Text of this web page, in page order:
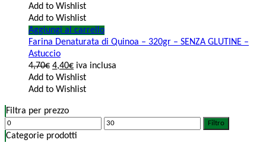
Add to Wishlist
Add to Wishlist
Aggiungi al carrello
Farina Denaturata di Quinoa – 320gr – SENZA GLUTINE –
Astuccio
4,70€ 4,40€ iva inclusa
Add to Wishlist
Add to Wishlist
Filtra per prezzo
Filtro
Categorie prodotti